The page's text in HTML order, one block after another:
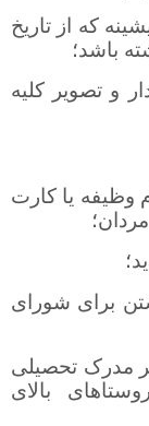
كه از تاريخ
باشد؛
و تصوير كليه
وظيفه يا كارت
برای شورای
مدرک تحصیلی
بالای